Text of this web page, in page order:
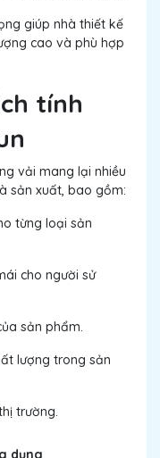
giúp nhà thiết kế
cao và phù hợp
tính
vải mang lại nhiều
sản xuất, bao gồm:
từng loại sản
cho người sử
sản phẩm.
lượng trong sản
trường.
dụng